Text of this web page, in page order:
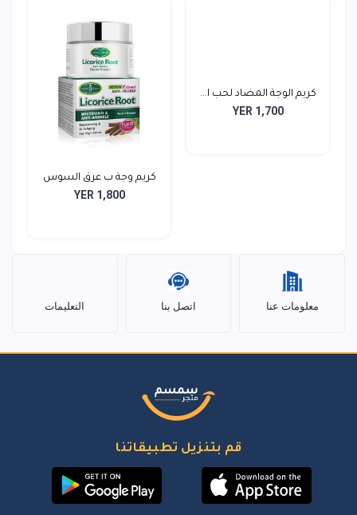
كريم الوجة المضاد لحب ا...
YER 1,700
كريم وجة ب عرق السوس
YER 1,800
معلومات عنا اتصل بنا التعليمات
قم بتنزيل تطبيقاتنا